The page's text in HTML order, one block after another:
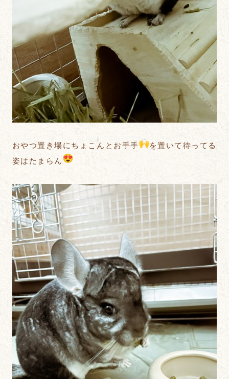
おやつ置き場にちょこんとお手手
を置いて待ってる
姿はたまらん